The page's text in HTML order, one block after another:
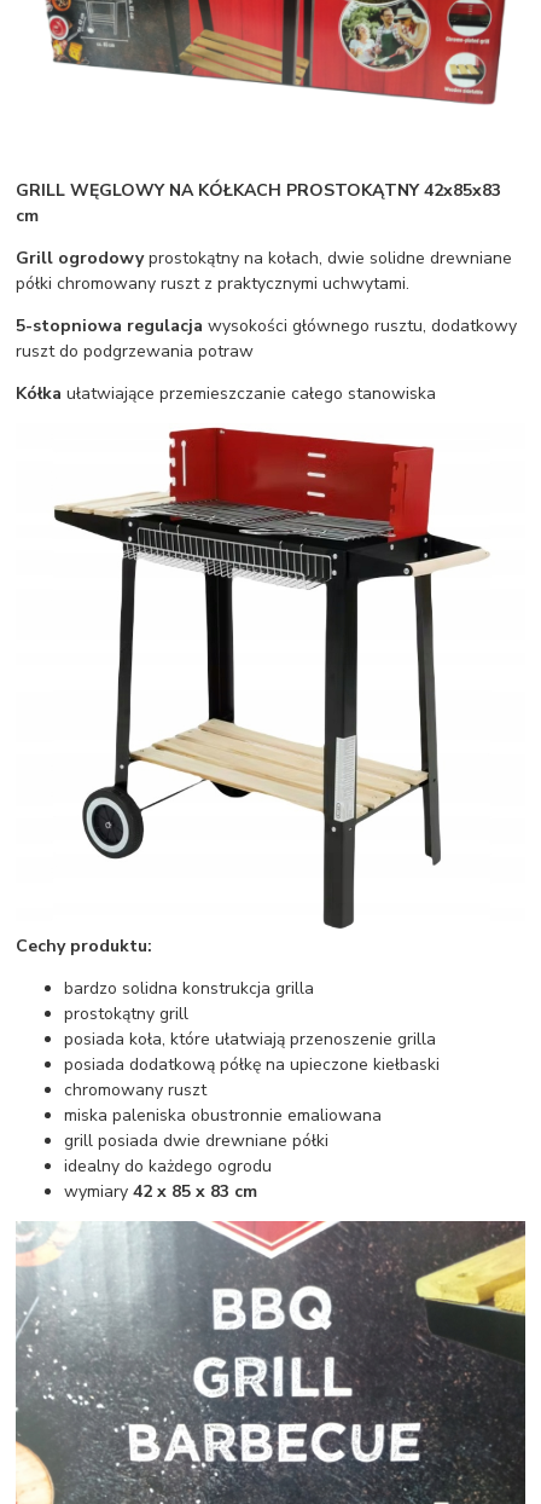
GRILL WĘGLOWY NA KÓŁKACH PROSTOKĄTNY 42x85x83
cm
Grill ogrodowyprostokątny na kołach, dwie solidne drewniane
półki chromowany ruszt z praktycznymi uchwytami.
5-stopniowa regulacja wysokości głównego rusztu, dodatkowy
ruszt do podgrzewania potraw
Kółka ułatwiające przemieszczanie całego stanowiska
Cechy produktu:
bardzo solidna konstrukcja grilla
prostokątny grill
posiada koła, które ułatwiają przenoszenie grilla
posiada dodatkową półkę na upieczone kiełbaski
chromowany ruszt
miska paleniska obustronnie emaliowana
grill posiada dwie drewniane półki
idealny do każdego ogrodu
wymiary42 x 85 x 83 cm